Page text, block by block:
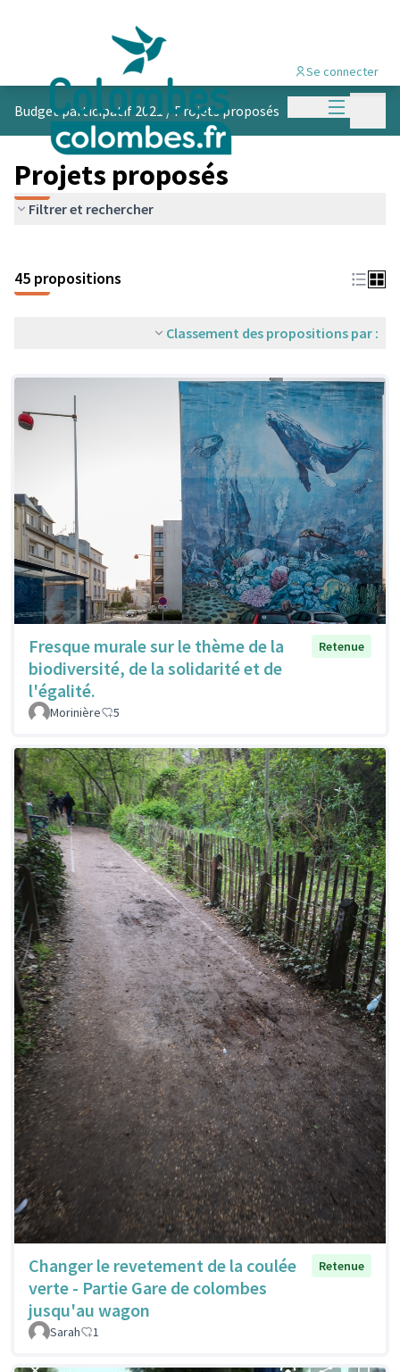
Menu
Se connecter
Budget participatif 2021 /Projets proposés
Projets proposés
Filtrer et rechercher
45 propositions
Classement des propositions par :
Fresque murale sur le thème de la
biodiversité, de la solidarité et de
l'égalité.
Retenue
Morinière 5
Changer le revetement de la coulée
verte - Partie Gare de colombes
jusqu'au wagon
Retenue
Sarah 1